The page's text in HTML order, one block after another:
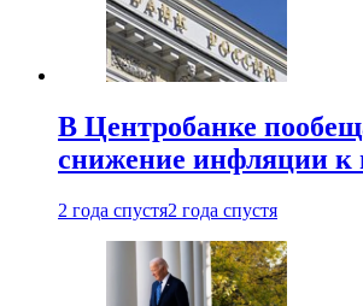
В Центробанке
снижение инфляции
2 года спустя2 года спустя